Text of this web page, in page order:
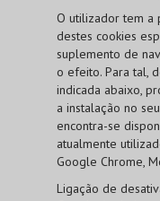
O utilizador tem a
destes cookies
suplemento de
o efeito. Para tal,
indicada abaixo,
a instalação no
encontra-se
atualmente
Google Chrome,
Ligação de